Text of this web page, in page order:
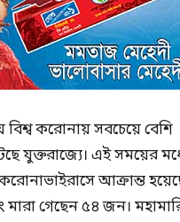
করোনায় সবচেয়ে বেশি
যুক্তরাজ্যে। এই সময়ের
আক্রান্ত
গেছেন ৫৪ জন।